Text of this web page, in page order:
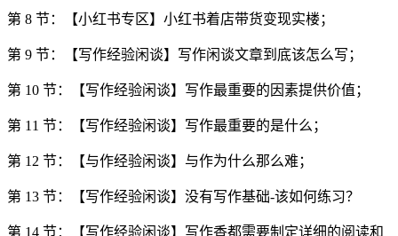
第 8 节：【小红书专区】小红书着店带货变现实楼；
第 9 节：【写作经验闲谈】写作闲谈文章到底该怎么写；
第 10 节：【写作经验闲谈】写作最重要的因素提供价值；
第 11 节：【写作经验闲谈】写作最重要的是什么；
第 12 节：【与作经验闲谈】与作为什么那么难；
第 13 节：【写作经验闲谈】没有写作基础-该如何练习？
第 14 节：【写作经验闲谈】写作香都需要制定详细的阅读和